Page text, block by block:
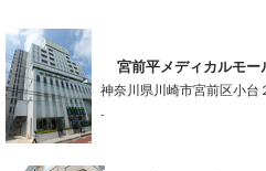
宮前平メディカルモー
神奈川県川崎市宮前区小台
-